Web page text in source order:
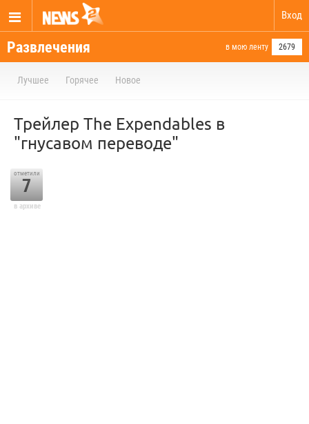
Вход
Развлечения в мою ленту 2679
Лучшее Горячее Новое
Трейлер The Expendables в
"гнусавом переводе"
отметили
7
в архиве